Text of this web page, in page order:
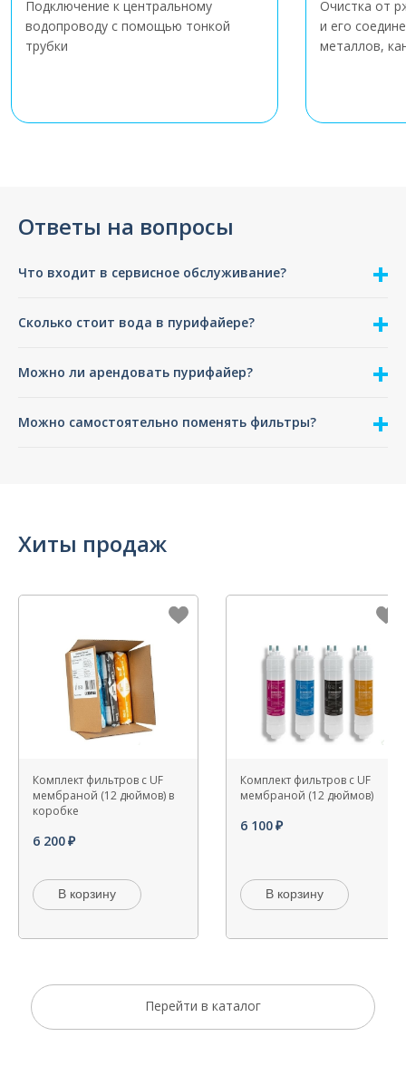
Подключение к центральному
водопроводу с помощью тонкой
трубки
Очистка от
и его
металлов,
Ответы на вопросы
Что входит в сервисное обслуживание?
Сколько стоит вода в пурифайере?
Можно ли арендовать пурифайер?
Можно самостоятельно поменять фильтры?
Хиты продаж
Комплект фильтров с UF
мембраной (12 дюймов) в
коробке
6 200
В корзину
Комплект фильтров с UF
мембраной (12 дюймов)
6 100
В корзину
Перейти в каталог